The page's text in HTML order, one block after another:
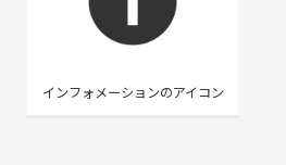
インフォメーションのアイコン